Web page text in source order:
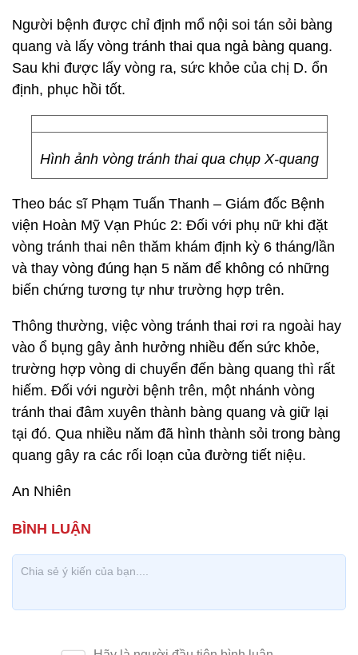
Người bệnh được chỉ định mổ nội soi tán sỏi bàng
quang và lấy vòng tránh thai qua ngả bàng quang.
Sau khi được lấy vòng ra, sức khỏe của chị D. ổn
định, phục hồi tốt.
Hình ảnh vòng tránh thai qua chụp X-quang
Theo bác sĩ Phạm Tuấn Thanh – Giám đốc Bệnh
viện Hoàn Mỹ Vạn Phúc 2: Đối với phụ nữ khi đặt
vòng tránh thai nên thăm khám định kỳ 6 tháng/lần
và thay vòng đúng hạn 5 năm để không có những
biến chứng tương tự như trường hợp trên.
Thông thường, việc vòng tránh thai rơi ra ngoài hay
vào ổ bụng gây ảnh hưởng nhiều đến sức khỏe,
trường hợp vòng di chuyển đến bàng quang thì rất
hiếm. Đối với người bệnh trên, một nhánh vòng
tránh thai đâm xuyên thành bàng quang và giữ lại
tại đó. Qua nhiều năm đã hình thành sỏi trong bàng
quang gây ra các rối loạn của đường tiết niệu.
An Nhiên